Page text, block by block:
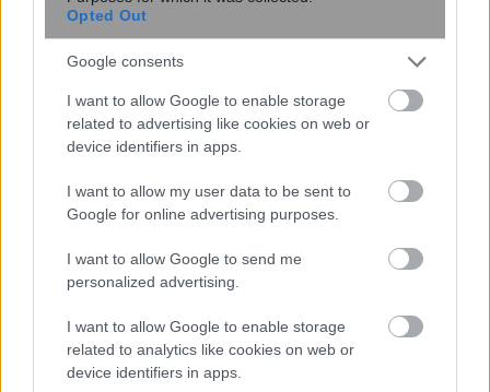
Opted Out
Google consents
I want to allow Google to enable storage
related to advertising like cookies on web or
device identifiers in apps.
I want to allow my user data to be sent to
Google for online advertising purposes.
I want to allow Google to send me
personalized advertising.
I want to allow Google to enable storage
related to analytics like cookies on web or
device identifiers in apps.
Δύο στρώσεις βορίου μπορεί να
καταρρίψουν το ρεκόρ
Η OpenAI βάζει φρένο σε νέο μοντέλο
λόγω ισχυρών δυνατοτήτων